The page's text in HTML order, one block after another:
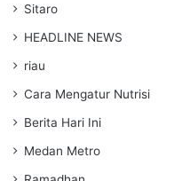
Sitaro
HEADLINE NEWS
riau
Cara Mengatur Nutrisi
Berita Hari Ini
Medan Metro